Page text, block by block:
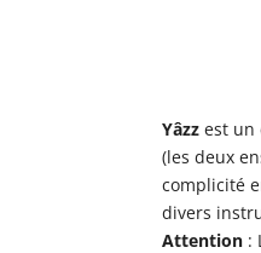
Yâzz est un
(les deux
complicité
divers
Attention :